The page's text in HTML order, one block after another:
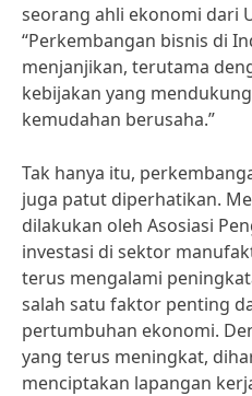
seorang ahli ekonomi dari
“Perkembangan bisnis di
menjanjikan, terutama
kebijakan yang
kemudahan berusaha.”
Tak hanya itu,
juga patut diperhatikan.
dilakukan oleh Asosiasi
investasi di sektor
terus mengalami
salah satu faktor penting
pertumbuhan ekonomi.
yang terus meningkat,
menciptakan lapangan